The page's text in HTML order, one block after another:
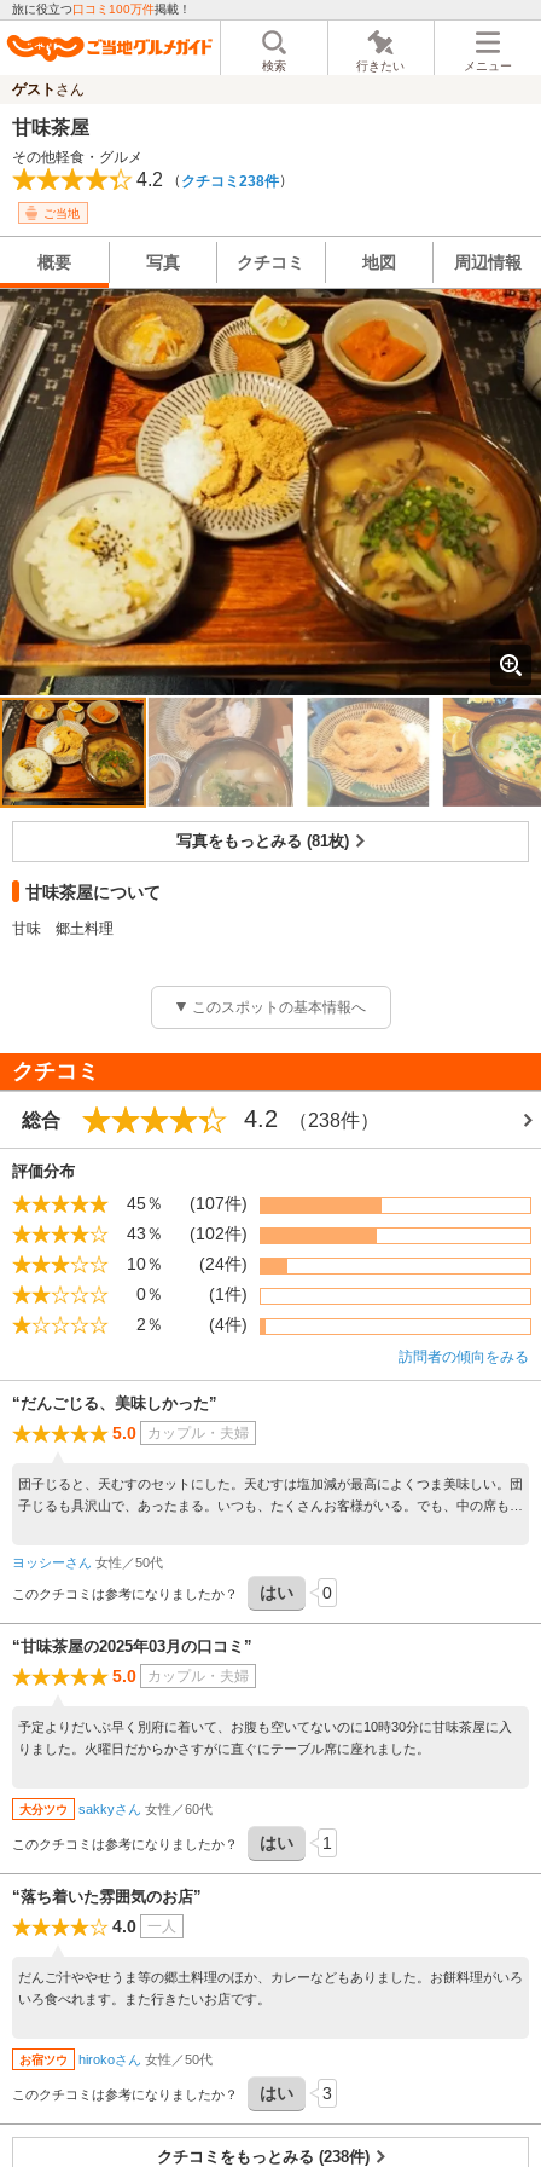
旅に役立つ口コミ100万件掲載！
検索 行きたい メニュー
ゲスト さん
甘味茶屋
その他軽食・グルメ
4.2 （ クチコミ238件）
ご当地
概要 写真 クチコミ 地図 周辺情報
写真をもっとみる (81枚)
甘味茶屋について
甘味 郷土料理
このスポットの基本情報へ
クチコミ
総合 4.2 （238件）
評価分布
45％
(107件)
43％
(102件)
10％
(24件)
0％
(1件)
2％
(4件)
訪問者の傾向をみる
“だんごじる、美味しかった”
5.0 カップル・夫婦
団子じると、天むすのセットにした。天むすは塩加減が最高によくつま美味しい。団
子じるも具沢山で、あったまる。いつも、たくさんお客様がいる。でも、中の席もた
ヨッシーさん 女性／50代
このクチコミは参考になりましたか？ はい 0
“甘味茶屋の2025年03月の口コミ”
5.0 カップル・夫婦
予定よりだいぶ早く別府に着いて、お腹も空いてないのに10時30分に甘味茶屋に入
りました。火曜日だからかさすがに直ぐにテーブル席に座れました。
大分ツウ sakkyさん 女性／60代
このクチコミは参考になりましたか？ はい 1
“落ち着いた雰囲気のお店”
4.0 一人
だんご汁ややせうま等の郷土料理のほか、カレーなどもありました。お餅料理がいろ
いろ食べれます。また行きたいお店です。
お宿ツウ hirokoさん 女性／50代
このクチコミは参考になりましたか？ はい 3
クチコミをもっとみる (238件)